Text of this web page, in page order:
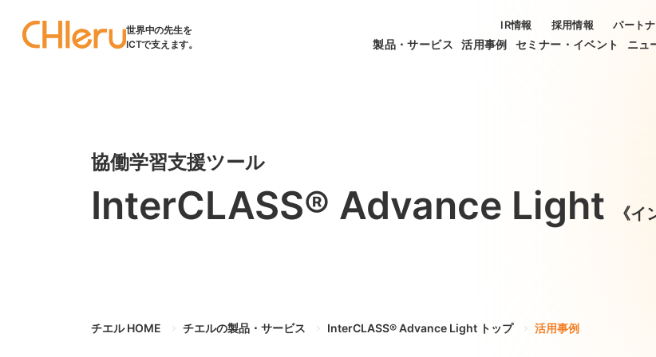
世界中の先生を
ICTで支えます。
製品・サービス 活用事例 セミナー・イベント ニュ
IR情報 採用情報 パート
協働学習支援ツール
InterCLASS®︎ Advance Light 《
チエル HOME チエルの製品・サービス InterCLASS®︎ Advance Light トップ 活用事例